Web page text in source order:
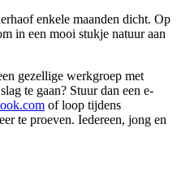
enkele maanden dicht. Op
in een mooi stukje natuur aan
gezellige werkgroep met
te gaan? Stuur dan een e-
of loop tijdens
te proeven. Iedereen, jong en